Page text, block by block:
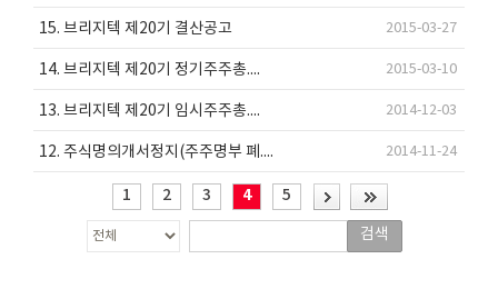
15. 브리지텍 제20기 결산공고 2015-03-27
14. 브리지텍 제20기 정기주주총.... 2015-03-10
13. 브리지텍 제20기 임시주주총.... 2014-12-03
12. 주식명의개서정지(주주명부 폐.... 2014-11-24
1 2 3 4 5
검색